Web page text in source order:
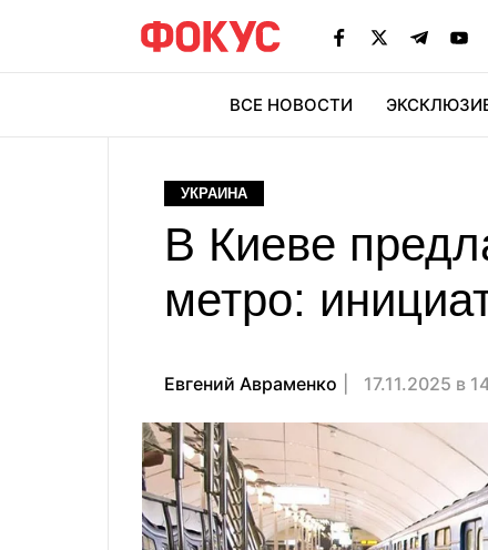
ВСЕ НОВОСТИ
УКРАИНА
В Киеве
метро:
Евгений Авраменко 17.11.2025 в